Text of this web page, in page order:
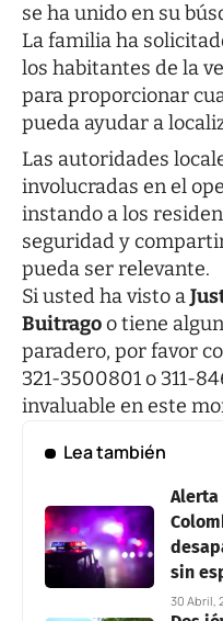
se ha unido en su
La familia ha
los habitantes de la
para proporcionar
pueda ayudar a
Las autoridades
involucradas en el
instando a los
seguridad y
pueda ser relevante.
Si usted ha visto a
Buitragoo tiene
paradero, por favor
321-3500801 o 311-
invaluable en este
Lea también
Alerta
sin
30 Abril,